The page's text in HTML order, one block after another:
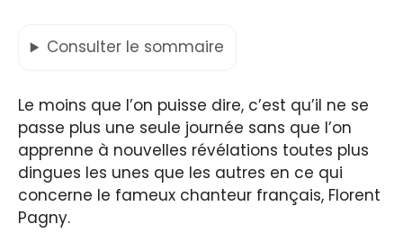
Consulter le sommaire
Le moins que l’on puisse dire, c’est qu’il ne se
passe plus une seule journée sans que l’on
apprenne à nouvelles révélations toutes plus
dingues les unes que les autres en ce qui
concerne le fameux chanteur français, Florent
Pagny.